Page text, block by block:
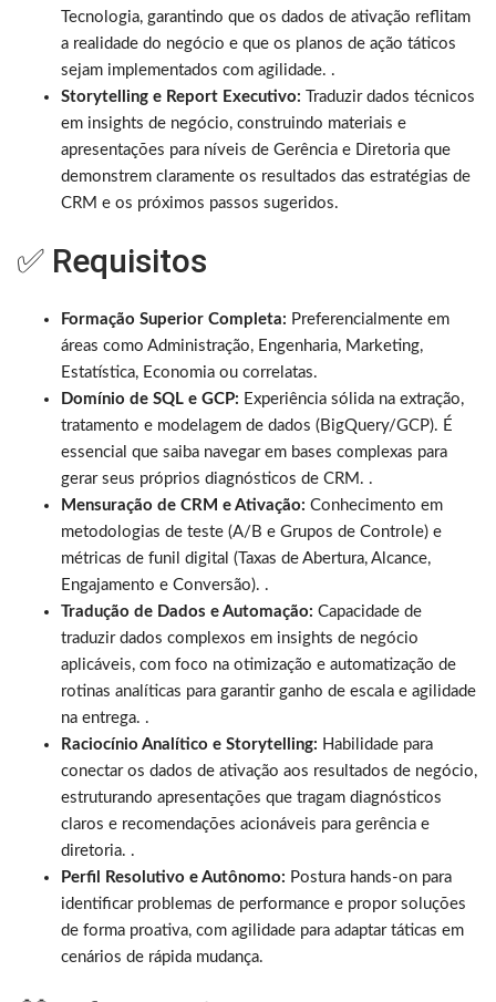
Tecnologia, garantindo que os dados de ativação reflitam
a realidade do negócio e que os planos de ação táticos
sejam implementados com agilidade. .
Storytelling e Report Executivo:
Traduzir dados técnicos
em insights de negócio, construindo materiais e
apresentações para níveis de Gerência e Diretoria que
demonstrem claramente os resultados das estratégias de
CRM e os próximos passos sugeridos.
✅ Requisitos
Formação Superior Completa: Preferencialmente em
áreas como Administração, Engenharia, Marketing,
Estatística, Economia ou correlatas.
Domínio de SQL e GCP: Experiência sólida na extração,
tratamento e modelagem de dados (BigQuery/GCP). É
essencial que saiba navegar em bases complexas para
gerar seus próprios diagnósticos de CRM. .
Mensuração de CRM e Ativação: Conhecimento em
metodologias de teste (A/B e Grupos de Controle) e
métricas de funil digital (Taxas de Abertura, Alcance,
Engajamento e Conversão). .
Tradução de Dados e Automação: Capacidade de
traduzir dados complexos em insights de negócio
aplicáveis, com foco na otimização e automatização de
rotinas analíticas para garantir ganho de escala e agilidade
na entrega. .
Raciocínio Analítico e Storytelling: Habilidade para
conectar os dados de ativação aos resultados de negócio,
estruturando apresentações que tragam diagnósticos
claros e recomendações acionáveis para gerência e
diretoria. .
Perfil Resolutivo e Autônomo: Postura hands-on para
identificar problemas de performance e propor soluções
de forma proativa, com agilidade para adaptar táticas em
cenários de rápida mudança.